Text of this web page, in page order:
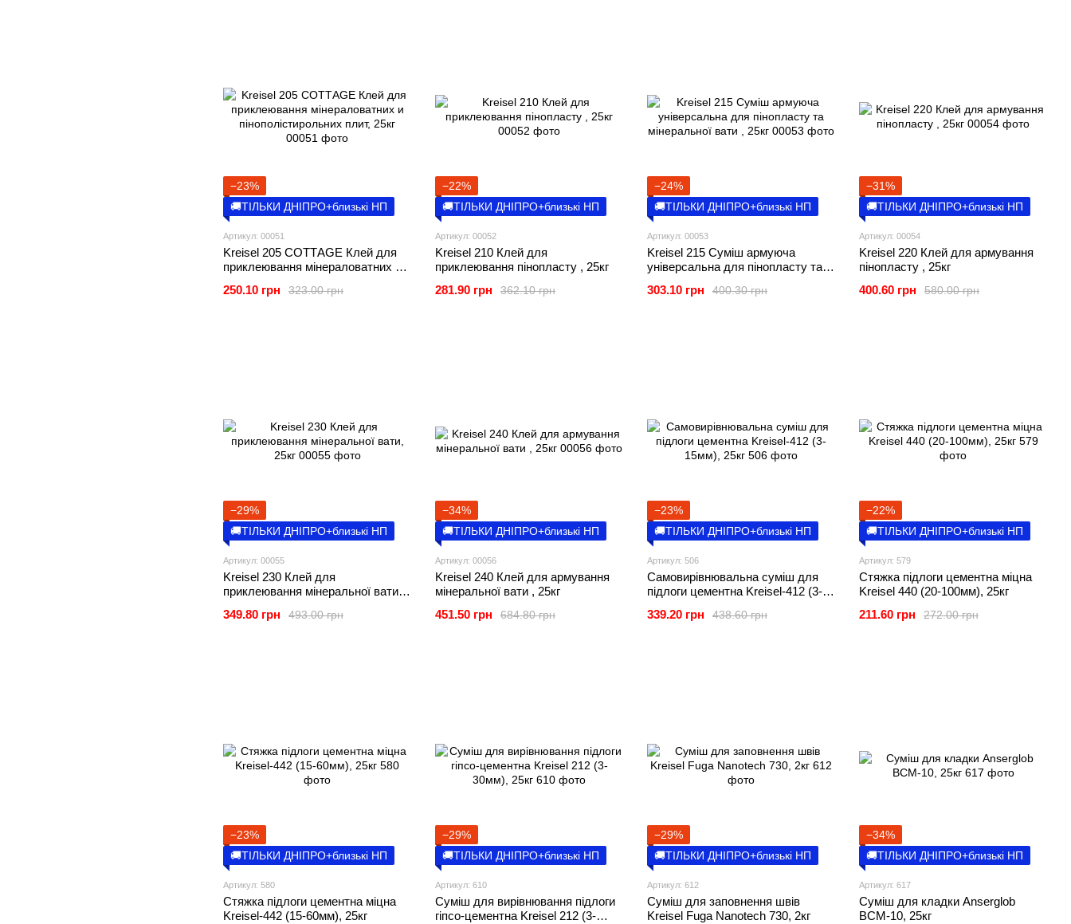
−23%
🚚ТІЛЬКИ ДНІПРО+близькі НП
Артикул: 00051
Kreisel 205 СОТТAGE Клей для
приклеювання мінераловатних и
323.00 грн
250.10 грн
−22%
🚚ТІЛЬКИ ДНІПРО+близькі НП
Артикул: 00052
Kreisel 210 Клей для
приклеювання пінопласту , 25кг
362.10 грн
281.90 грн
−24%
🚚ТІЛЬКИ ДНІПРО+близькі НП
Артикул: 00053
Kreisel 215 Суміш армуюча
універсальна для пінопласту та
400.30 грн
303.10 грн
−31%
🚚ТІЛЬКИ ДНІПРО+близькі НП
Артикул: 00054
Kreisel 220 Клей для армування
пінопласту , 25кг
580.00 грн
400.60 грн
−29%
🚚ТІЛЬКИ ДНІПРО+близькі НП
Артикул: 00055
Kreisel 230 Клей для
приклеювання мінеральної вати,
493.00 грн
349.80 грн
−34%
🚚ТІЛЬКИ ДНІПРО+близькі НП
Артикул: 00056
Kreisel 240 Клей для армування
мінеральної вати , 25кг
684.80 грн
451.50 грн
−23%
🚚ТІЛЬКИ ДНІПРО+близькі НП
Артикул: 506
Самовирівнювальна суміш для
підлоги цементна Kreisel-412 (3-
438.60 грн
339.20 грн
−22%
🚚ТІЛЬКИ ДНІПРО+близькі НП
Артикул: 579
Стяжка підлоги цементна міцна
Kreisel 440 (20-100мм), 25кг
272.00 грн
211.60 грн
−23%
🚚ТІЛЬКИ ДНІПРО+близькі НП
Артикул: 580
Стяжка підлоги цементна міцна
Kreisel-442 (15-60мм), 25кг
−29%
🚚ТІЛЬКИ ДНІПРО+близькі НП
Артикул: 610
Суміш для вирівнювання підлоги
гіпсо-цементна Kreisel 212 (3-
−29%
🚚ТІЛЬКИ ДНІПРО+близькі НП
Артикул: 612
Суміш для заповнення швів
Kreisel Fuga Nanotech 730, 2кг
−34%
🚚ТІЛЬКИ ДНІПРО+близькі НП
Артикул: 617
Суміш для кладки Anserglob
BCМ-10, 25кг